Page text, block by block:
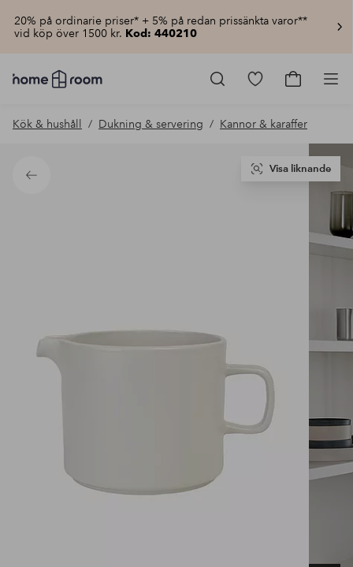
20% på ordinarie priser* + 5% på redan prissänkta varor**
vid köp över 1500 kr. Kod: 440210
Homeroom
–
hemmet
pris
Gå
produkter
Gå
Kök & hushåll Dukning & servering Kannor & karaffer
Tillbaka
Visa liknande